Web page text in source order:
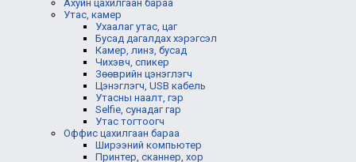
Ахуйн цахилгаан бараа
Утас, камер
Ухаалаг утас, цаг
Бусад дагалдах хэрэгсэл
Камер, линз, бусад
Чихэвч, спикер
Зөөврийн цэнэглэгч
Цэнэглэгч, USB кабель
Утасны наалт, гэр
Selfie, сунадаг гар
Утас тогтоогч
Оффис цахилгаан бараа
Ширээний компьютер
Принтер, сканнер, хор